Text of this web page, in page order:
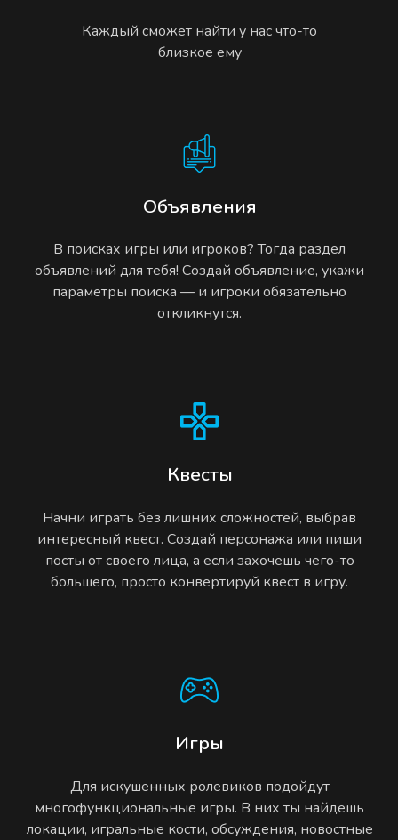
Каждый сможет найти у нас что-то
близкое ему
Объявления
В поисках игры или игроков? Тогда раздел
объявлений для тебя! Создай объявление, укажи
параметры поиска — и игроки обязательно
откликнутся.
Квесты
Начни играть без лишних сложностей, выбрав
интересный квест. Создай персонажа или пиши
посты от своего лица, а если захочешь чего-то
большего, просто конвертируй квест в игру.
Игры
Для искушенных ролевиков подойдут
многофункциональные игры. В них ты найдешь
локации, игральные кости, обсуждения, новостные